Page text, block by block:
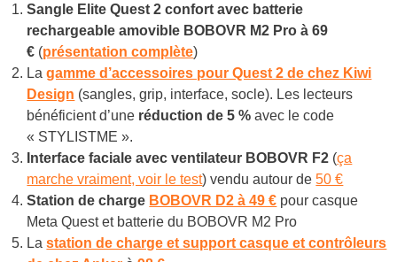
Sangle Elite Quest 2 confort avec batterie
rechargeable amovible BOBOVR M2 Pro à 69
€ (présentation complète)
Lagamme d’accessoires pour Quest 2 de chez Kiwi
Design (sangles, grip, interface, socle). Les lecteurs
bénéficient d’une réduction de 5 % avec le code
« STYLISTME ».
Interface faciale avec ventilateur BOBOVR F2 (ça
marche vraiment, voir le test) vendu autour de50 €
Station de charge BOBOVR D2 à 49 € pour casque
Meta Quest et batterie du BOBOVR M2 Pro
Lastation de charge et support casque et contrôleurs